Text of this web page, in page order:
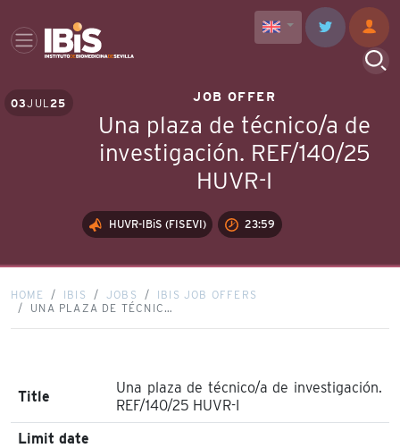
03JUL 25 JOB OFFER
Una plaza de técnico/a de
investigación. REF/140/25
HUVR-I
HUVR-IBiS (FISEVI) 23:59
HOME IBIS JOBS
IBIS JOB OFFERS
UNA PLAZA DE TÉCNIC…
Title
Una plaza de técnico/a de investigación.
REF/140/25 HUVR-I
Limit date